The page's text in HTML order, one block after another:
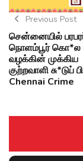
Previous Post
சென்னையில்
நொளம்பூர் கொ*ல
வழக்கின் முக்கிய
குற்றவாளி சு*டுப்
Chennai Crime